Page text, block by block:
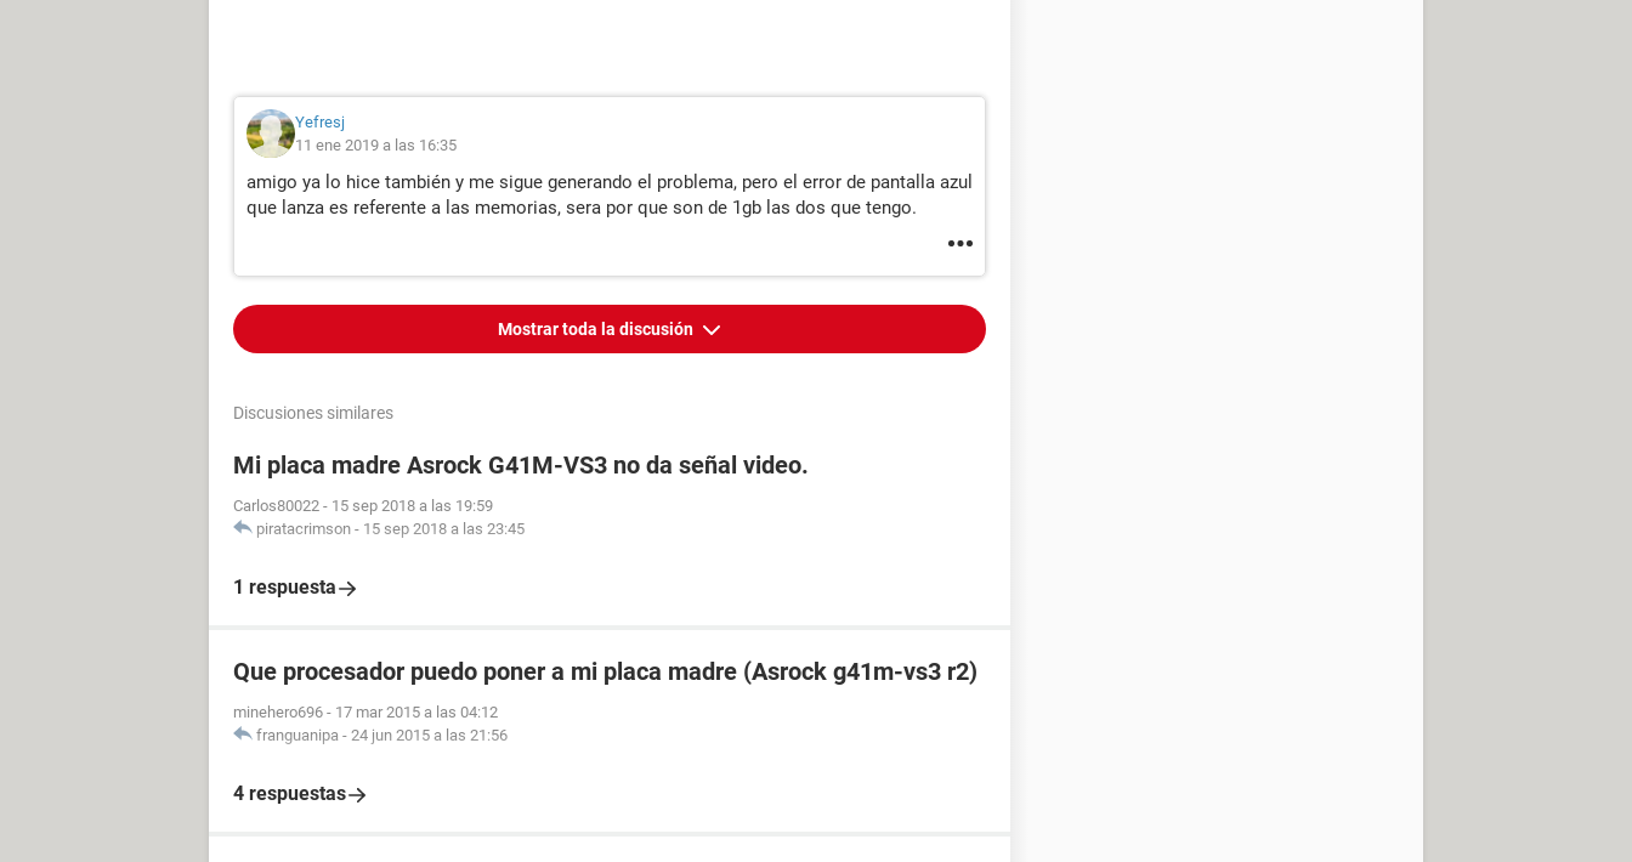
Yefresj
11 ene 2019 a las 16:35
amigo ya lo hice también y me sigue generando el problema, pero el error de pantalla azul
que lanza es referente a las memorias, sera por que son de 1gb las dos que tengo.
Mostrar toda la discusión
Discusiones similares
Mi placa madre Asrock G41M-VS3 no da señal video.
Carlos80022 - 15 sep 2018 a las 19:59
piratacrimson - 15 sep 2018 a las 23:45
1 respuesta
Que procesador puedo poner a mi placa madre (Asrock g41m-vs3 r2)
minehero696 - 17 mar 2015 a las 04:12
franguanipa - 24 jun 2015 a las 21:56
4 respuestas